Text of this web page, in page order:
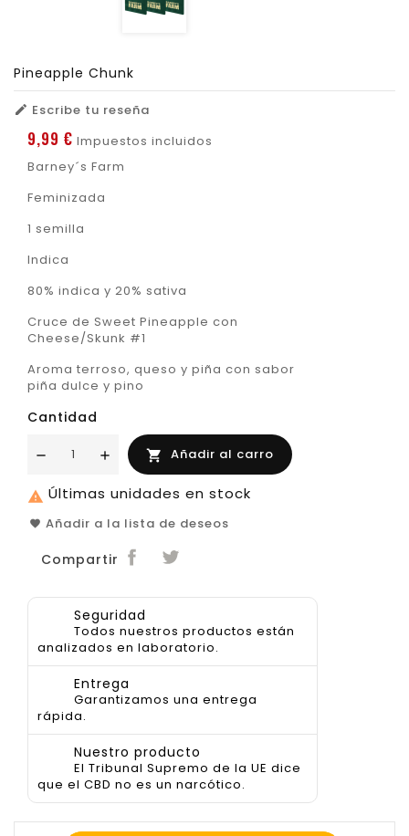
Pineapple Chunk
 Escribe tu reseña
9,99 € Impuestos incluidos
Barney´s Farm
Feminizada
1 semilla
Indica
80% indica y 20% sativa
Cruce de Sweet Pineapple con
Cheese/Skunk #1
Aroma terroso, queso y piña con sabor
piña dulce y pino
Cantidad
 Añadir al carro
 Últimas unidades en stock
Añadir a la lista de deseos
Compartir
Seguridad
Todos nuestros productos están
analizados en laboratorio.
Entrega
Garantizamos una entrega
rápida.
Nuestro producto
El Tribunal Supremo de la UE dice
que el CBD no es un narcótico.